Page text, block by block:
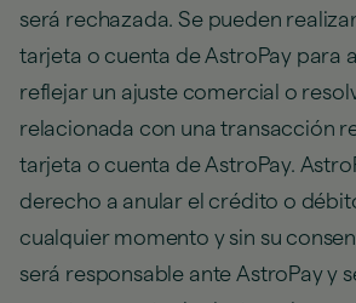
será rechazada. Se pueden
tarjeta o cuenta de AstroPay para
reflejar un ajuste comercial o
relacionada con una transacción
tarjeta o cuenta de AstroPay.
derecho a anular el crédito o
cualquier momento y sin su
será responsable ante AstroPay y